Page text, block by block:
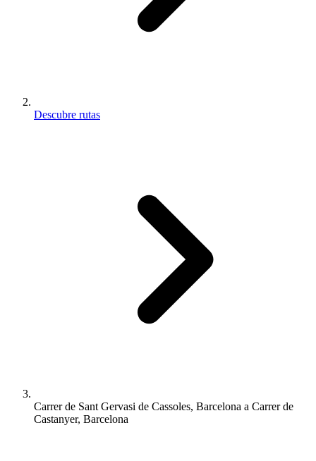
Descubre rutas
Carrer de Sant Gervasi de Cassoles, Barcelona a Carrer de
Castanyer, Barcelona